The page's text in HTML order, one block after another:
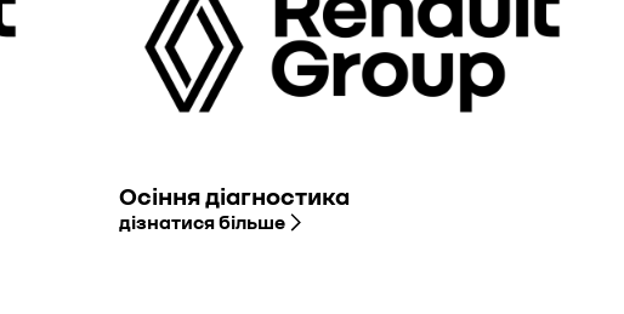
Осіння діагностика
дізнатися більше